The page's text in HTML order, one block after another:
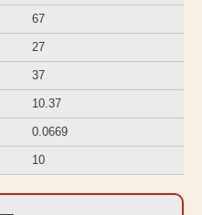
67
27
37
10.37
0.0669
10